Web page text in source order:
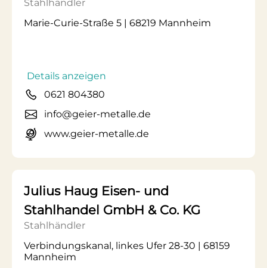
Stahlhändler
Marie-Curie-Straße 5 | 68219 Mannheim
Details anzeigen
0621 804380
info@geier-metalle.de
www.geier-metalle.de
Julius Haug Eisen- und
Stahlhandel GmbH & Co. KG
Stahlhändler
Verbindungskanal, linkes Ufer 28-30 | 68159
Mannheim